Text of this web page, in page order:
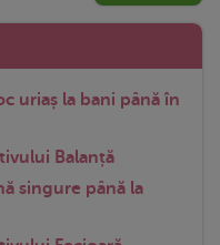
uriaș la bani până în
Balanță
singure până la